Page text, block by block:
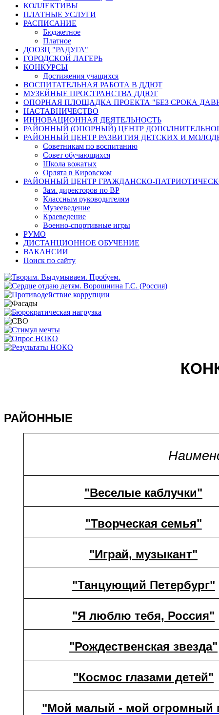
КОЛЛЕКТИВЫ
ПЛАТНЫЕ УСЛУГИ
РАСПИСАНИЕ
Бюджетное
Платное
ДООЗЦ "РАДУГА"
ГОРОДСКОЙ ЛАГЕРЬ
КОНКУРСЫ
Достижения учащихся
ВОСПИТАТЕЛЬНАЯ РАБОТА В ДДЮТ
МУЗЕЙНЫЕ ПРОСТРАНСТВА ДДЮТ
ОПОРНАЯ ПЛОЩАДКА ПРОЕКТА "БЕЗ СРОКА
НАСТАВНИЧЕСТВО
ИННОВАЦИОННАЯ ДЕЯТЕЛЬНОСТЬ
РАЙОННЫЙ (ОПОРНЫЙ) ЦЕНТР
РАЙОННЫЙ ЦЕНТР РАЗВИТИЯ ДЕТСКИХ И
Советникам по воспитанию
Совет обучающихся
Школа вожатых
Орлята в Кировском
РАЙОННЫЙ ЦЕНТР ГРАЖДАНСКО-
Зам. директоров по ВР
Классным руководителям
Музееведение
Краеведение
Военно-спортивные игры
РУМО
ДИСТАНЦИОННОЕ ОБУЧЕНИЕ
ВАКАНСИИ
Поиск по сайту
РАЙОННЫЕ
"Веселые каблучки"
"Творческая семья"
"Играй, музыкант"
"Танцующий Петербург"
"Я люблю тебя, Россия"
"Рождественская звезда"
"Космос глазами детей"
"Мой малый - мой огромный